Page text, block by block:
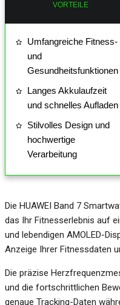
VORTEILE
Umfangreiche Fitness-
und
Gesundheitsfunktionen
Langes Akkulaufzeit
und schnelles Aufladen
Stilvolles Design und
hochwertige
Verarbeitung
Die HUAWEI Band 7
das Ihr Fitnesserlebnis auf
und lebendigen AMOLED-
Anzeige Ihrer Fitnessdaten
Die präzise
und die fortschrittlichen
genaue Tracking-Daten